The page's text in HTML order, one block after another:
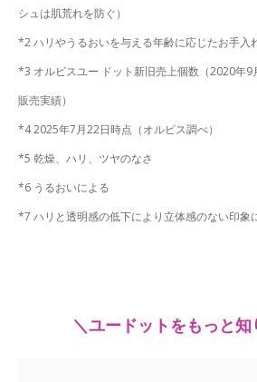
シュは肌荒れを防ぐ）
*2 ハリやうるおいを与える年齢に応じたお手入
*3 オルビスユー ドット新旧売上個数（2020年
販売実績）
*4 2025年7月22日時点（オルビス調べ）
*5 乾燥、ハリ、ツヤのなさ
*6 うるおいによる
*7 ハリと透明感の低下により立体感のない印象
＼ユードットをもっと知